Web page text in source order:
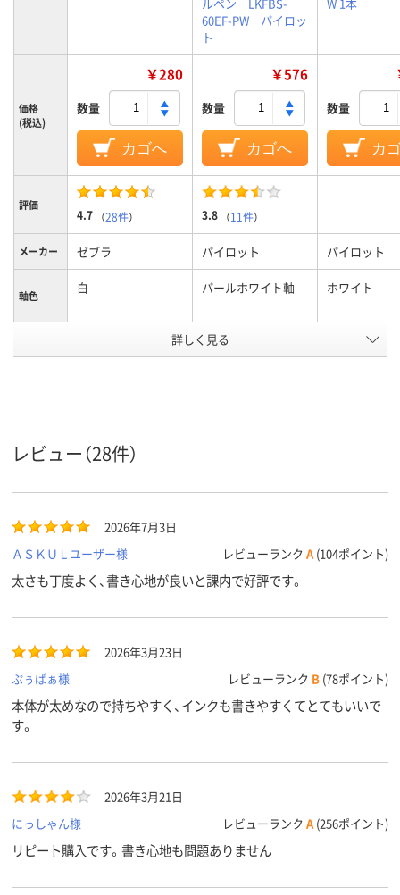
60EF-PW パイロッ
ト
価格
(税込)
￥280
数量
カゴへ
￥576
数量
カゴへ
数量
カ
評価
4.7 （28件） 3.8 （11件）
メーカー ゼブラ パイロット パイロット
軸色 白 パールホワイト軸 ホワイト
0.5mm、0.5ｍｍ
インク色 黒・赤・青
ループ
詳しく見る
レビュー（28件）
2026年7月3日
ＡＳＫＵＬユーザー様
レビューランク A (104ポイント)
太さも丁度よく、書き心地が良いと課内で好評です。
2026年3月23日
ぷぅばぁ様
レビューランク B (78ポイント)
本体が太めなので持ちやすく、インクも書きやすくてとてもいいで
す。
2026年3月21日
にっしゃん様
レビューランク A (256ポイント)
リピート購入です。書き心地も問題ありません